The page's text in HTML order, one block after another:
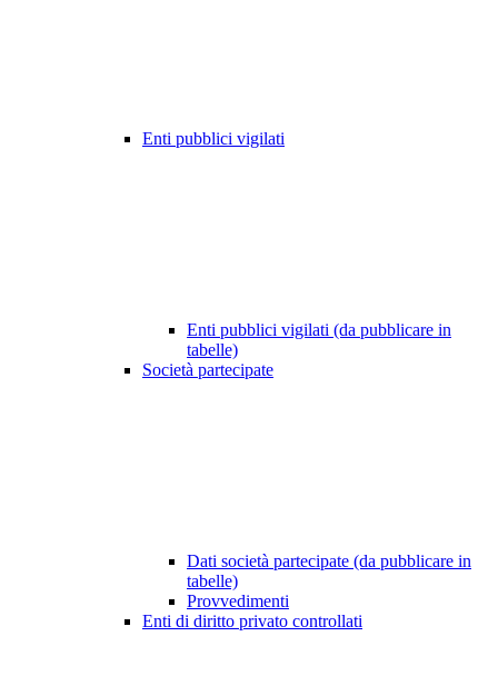
Enti pubblici vigilati
Enti pubblici vigilati (da pubblicare in
tabelle)
Società partecipate
Dati società partecipate (da pubblicare in
tabelle)
Provvedimenti
Enti di diritto privato controllati